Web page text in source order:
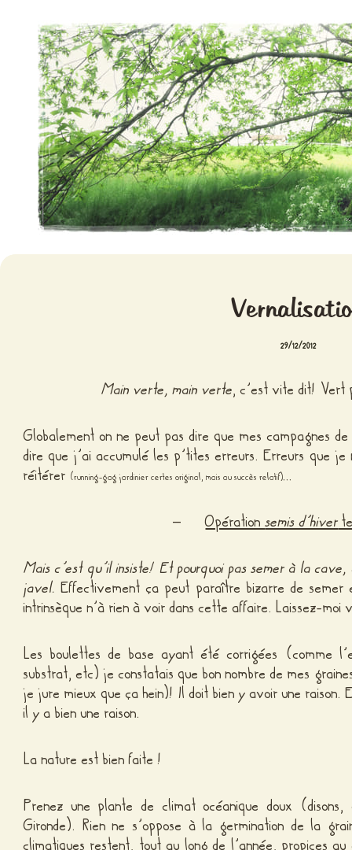
Meristemes
29/12/2012
Main verte, main verte, c’est vite dit! Vert
Globalement on ne peut pas dire que mes campagnes
dire que j’ai accumulé les p’tites erreurs. Erreurs que je
réitérer (running-gag jardinier certes original, mais au succès relatif)…
–Opérationsemis d’hiver
Mais c’est qu’il insiste! Et pourquoi pas semer à la
javel. Effectivement ça peut paraître bizarre de semer
intrinsèque n’à rien à voir dans cette affaire. Laissez-moi
Les boulettes de base ayant été corrigées (comme
substrat, etc) je constatais que bon nombre de mes
je jure mieux que ça hein)! Il doit bien y avoir une
il y a bien une raison.
La nature est bien faite !
Prenez une plante de climat océanique doux
Gironde). Rien ne s’oppose à la germination de la
climatiques restent, tout au long de l’année, propices